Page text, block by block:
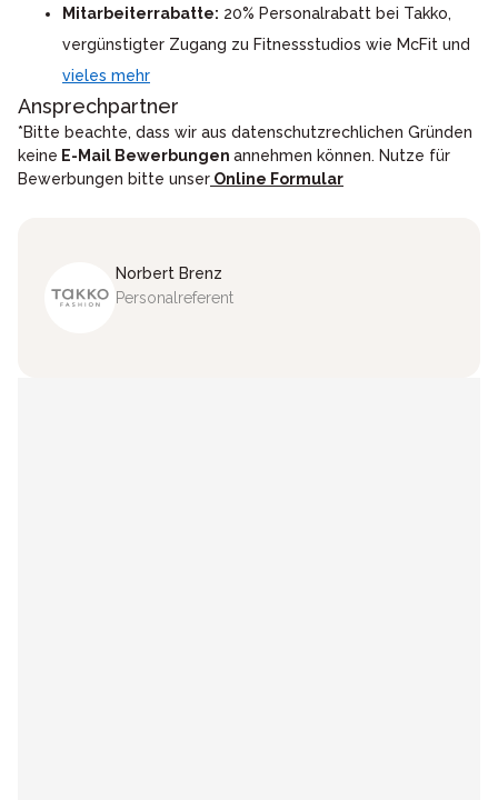
Mitarbeiterrabatte: 20% Personalrabatt bei Takko,
vergünstigter Zugang zu Fitnessstudios wie McFit und
vieles mehr
Ansprechpartner
*Bitte beachte, dass wir aus datenschutzrechlichen Gründen
keine E-Mail Bewerbungen annehmen können. Nutze für
Bewerbungen bitte unser Online Formular
Norbert Brenz
Personalreferent